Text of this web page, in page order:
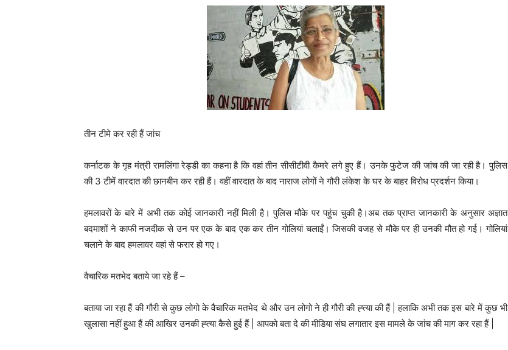
तीन टीमे कर रही हैं जांच
कर्नाटक के गृह मंत्री रामलिंगा रेड्डी का कहना है कि वहां तीन सीसीटीवी कैमरे लगे हुए हैं। उनके फुटेज की जांच की जा रही है। पुलिस
की 3 टीमें वारदात की छानबीन कर रही हैं। वहीं वारदात के बाद नाराज लोगों ने गौरी लंकेश के घर के बाहर विरोध प्रदर्शन किया।
हमलावरों के बारे में अभी तक कोई जानकारी नहीं मिली है। पुलिस मौके पर पहुंच चुकी है।अब तक प्राप्त जानकारी के अनुसार अज्ञात
बदमाशों ने काफी नजदीक से उन पर एक के बाद एक कर तीन गोलियां चलाईं। जिसकी वजह से मौके पर ही उनकी मौत हो गई। गोलियां
चलाने के बाद हमलावर वहां से फरार हो गए।
वैचारिक मतभेद बताये जा रहे हैं –
बताया जा रहा हैं की गौरी से कुछ लोगो के वैचारिक मतभेद थे और उन लोगो ने ही गौरी की ह्त्या की हैं | हलाकि अभी तक इस बारे में कुछ भी
खुलासा नहीं हुआ हैं की आखिर उनकी ह्त्या कैसे हुई हैं | आपको बता दे की मीडिया संघ लगातार इस मामले के जांच की माग कर रहा हैं |